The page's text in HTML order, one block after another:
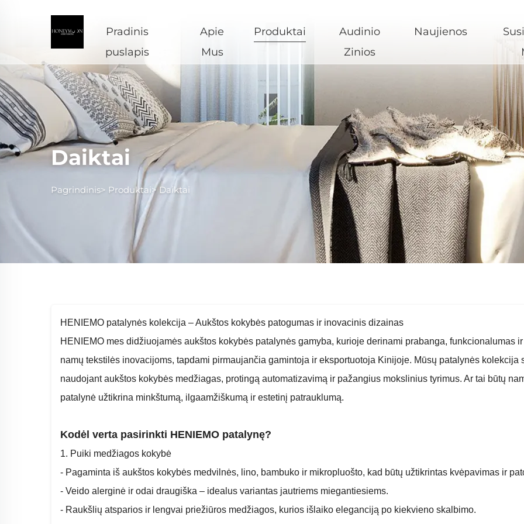
Pradinis
puslapis
Apie
Mus
Produktai
Audinio
Zinios
Naujienos
Daiktai
Pagrindinis> Produktai>Daiktai
HENIEMO patalynės kolekcija – Aukštos kokybės patogumas ir inovacinis dizainas
HENIEMO mes didžiuojamės aukštos kokybės patalynės gamyba, kurioje derinami prabanga, funkcionalumas
namų tekstilės inovacijoms, tapdami pirmaujančia gamintoja ir eksportuotoja Kinijoje. Mūsų patalynės
naudojant aukštos kokybės medžiagas, protingą automatizavimą ir pažangius mokslinius tyrimus. Ar tai būtų
patalynė užtikrina minkštumą, ilgaamžiškumą ir estetinį patrauklumą.
Kodėl verta pasirinkti HENIEMO patalynę?
1. Puiki medžiagos kokybė
- Pagaminta iš aukštos kokybės medvilnės, lino, bambuko ir mikropluošto, kad būtų užtikrintas kvėpavimas ir
- Veido alerginė ir odai draugiška – idealus variantas jautriems miegantiesiems.
- Raukšlių atsparios ir lengvai priežiūros medžiagos, kurios išlaiko eleganciją po kiekvieno skalbimo.